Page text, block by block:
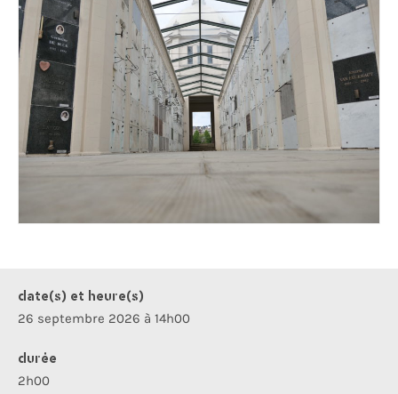
date(s) et heure(s)
26 septembre 2026 à 14h00
durée
2h00